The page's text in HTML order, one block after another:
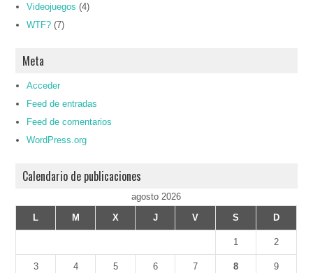
Videojuegos (4)
WTF? (7)
Meta
Acceder
Feed de entradas
Feed de comentarios
WordPress.org
Calendario de publicaciones
agosto 2026
L
M X J V S D
1 2
3 4 5 6 7 8 9